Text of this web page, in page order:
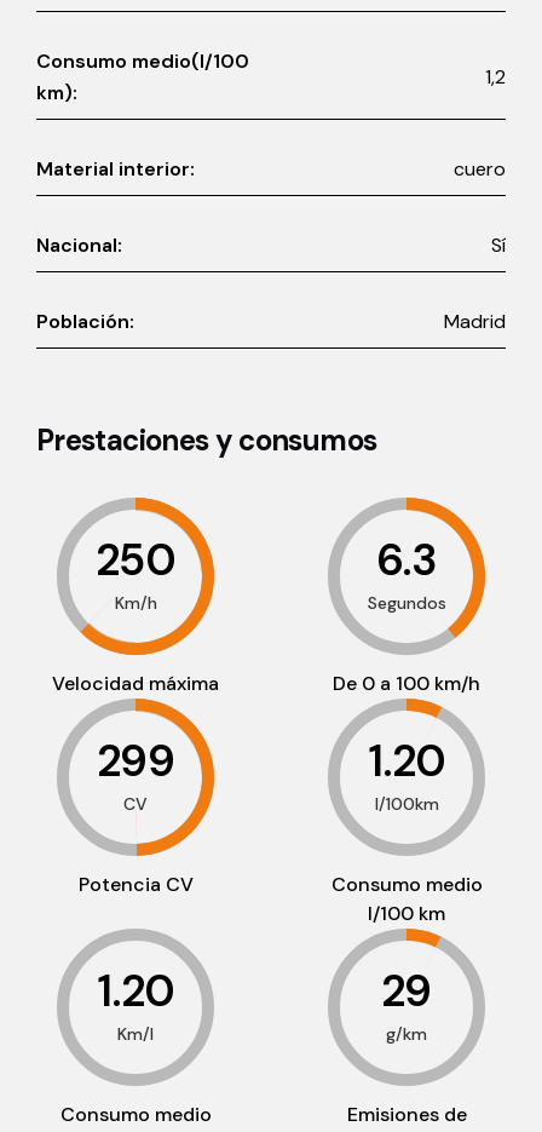
Consumo medio(l/100
km):
1,2
Material interior: cuero
Nacional: Sí
Población: Madrid
Prestaciones y consumos
250
Km/h
Velocidad máxima
6.3
Segundos
De 0 a 100 km/h
299
CV
Potencia CV
1.20
l/100km
Consumo medio
l/100 km
1.20
Km/l
Consumo medio
29
g/km
Emisiones de